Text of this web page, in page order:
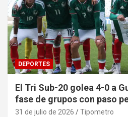
DEPORTES
El Tri Sub-20 golea 4-0 a
fase de grupos con paso
31 de julio de 2026 Tipometro